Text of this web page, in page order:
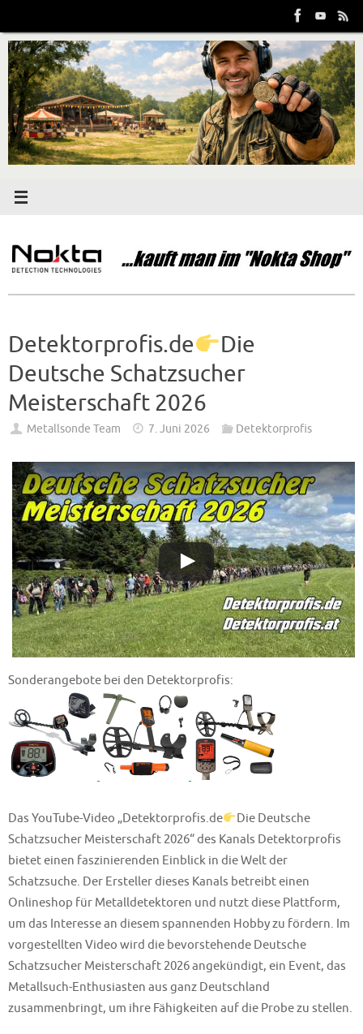
Inhalt
springen
Detektorprofis.de
Die
Deutsche Schatzsucher
Meisterschaft 2026
Metallsonde Team 7. Juni 2026 Detektorprofis
Sonderangebote bei den Detektorprofis:
Das YouTube-Video „Detektorprofis.de
Die Deutsche
Schatzsucher Meisterschaft 2026“ des Kanals Detektorprofis
bietet einen faszinierenden Einblick in die Welt der
Schatzsuche. Der Ersteller dieses Kanals betreibt einen
Onlineshop für Metalldetektoren und nutzt diese Plattform,
um das Interesse an diesem spannenden Hobby zu fördern. Im
vorgestellten Video wird die bevorstehende Deutsche
Schatzsucher Meisterschaft 2026 angekündigt, ein Event, das
Metallsuch-Enthusiasten aus ganz Deutschland
zusammenbringt, um ihre Fähigkeiten auf die Probe zu stellen.